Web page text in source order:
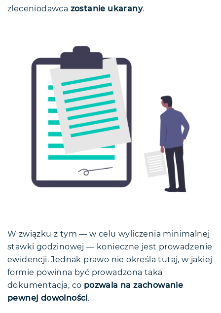
zleceniodawca zostanie ukarany.
W związku z tym — w celu wyliczenia minimalnej
stawki godzinowej — konieczne jest prowadzenie
ewidencji. Jednak prawo nie określa tutaj, w jakiej
formie powinna być prowadzona taka
dokumentacja, co pozwala na zachowanie
pewnej dowolności.